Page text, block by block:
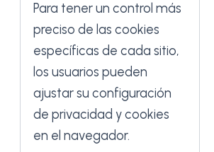
Para tener un control más
preciso de las cookies
específicas de cada sitio,
los usuarios pueden
ajustar su configuración
de privacidad y cookies
en el navegador.